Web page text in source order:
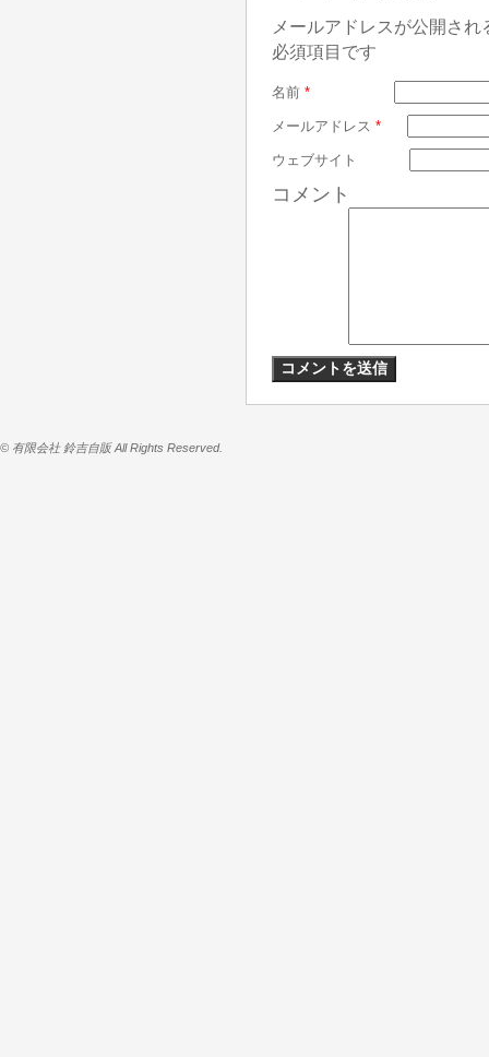
メールアドレスが公開さ
必須項目です
名前 *
メールアドレス *
ウェブサイト
コメント
© 有限会社 鈴吉自販 All Rights Reserved.